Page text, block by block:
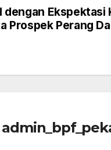
dengan Ekspektasi
Prospek Perang